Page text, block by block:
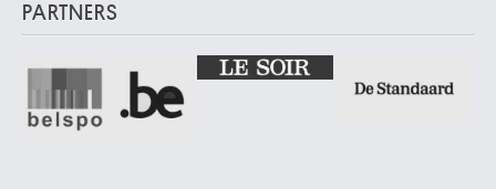
Hoboken / Antwerpen 1933 - Antwerpen 2005
Heusden / 's-Hertogenbosch (Nederland) 1604/05 - Arnemuiden
(Nederland) 1671
van Delen Jan
PARTNERS